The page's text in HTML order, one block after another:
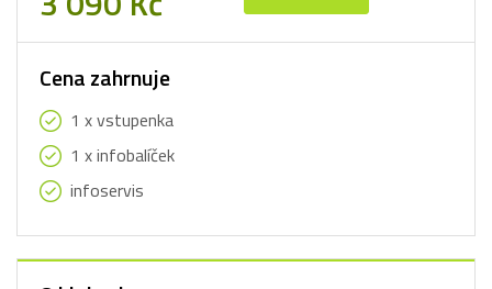
Cena zahrnuje
1 x vstupenka
1 x infobalíček
infoservis